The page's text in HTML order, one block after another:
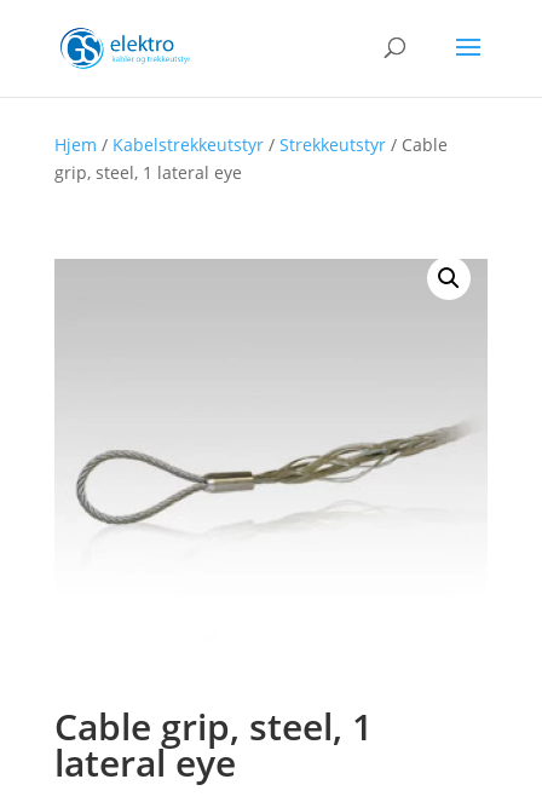
Hjem / Kabelstrekkeutstyr/ Strekkeutstyr/ Cable
grip, steel, 1 lateral eye
Cable grip, steel, 1
lateral eye